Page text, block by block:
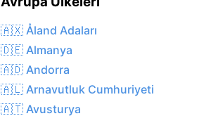
🇦🇽 Åland Adaları
🇩🇪 Almanya
🇦🇩 Andorra
🇦🇱 Arnavutluk Cumhuriyeti
🇦🇹 Avusturya